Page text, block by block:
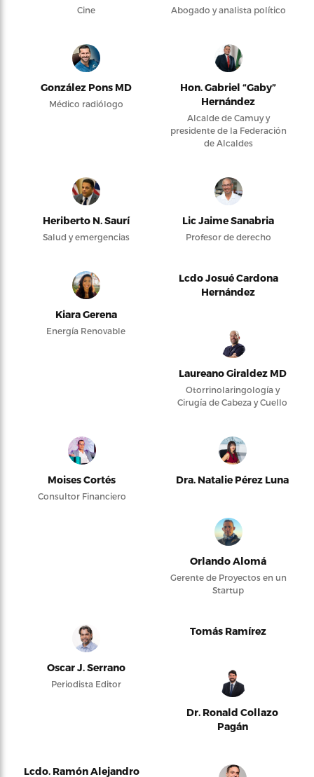
Cine Abogado y analista político
González Pons MD
Médico radiólogo
Hon. Gabriel “Gaby”
Hernández
Alcalde de Camuy y
presidente de la Federación
de Alcaldes
Heriberto N. Saurí
Salud y emergencias
Lic Jaime Sanabria
Profesor de derecho
Kiara Gerena
Energía Renovable
Lcdo Josué Cardona
Hernández
Laureano Giraldez MD
Otorrinolaringología y
Cirugía de Cabeza y Cuello
Moises Cortés
Consultor Financiero
Dra. Natalie Pérez Luna
Orlando Alomá
Gerente de Proyectos en un
Startup
Oscar J. Serrano
Periodista Editor
Tomás Ramírez
Dr. Ronald Collazo
Pagán
Lcdo. Ramón Alejandro